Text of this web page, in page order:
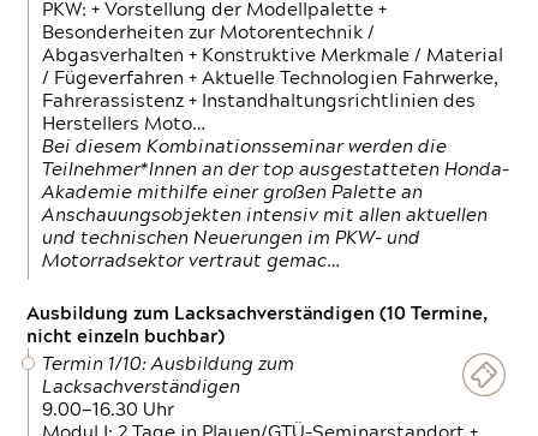
PKW: + Vorstellung der Modellpalette +
Besonderheiten zur Motorentechnik /
Abgasverhalten + Konstruktive Merkmale / Material
/ Fügeverfahren + Aktuelle Technologien Fahrwerke,
Fahrerassistenz + Instandhaltungsrichtlinien des
Herstellers Moto…
Bei diesem Kombinationsseminar werden die
Teilnehmer*Innen an der top ausgestatteten Honda-
Akademie mithilfe einer großen Palette an
Anschauungsobjekten intensiv mit allen aktuellen
und technischen Neuerungen im PKW- und
Motorradsektor vertraut gemac…
Ausbildung zum Lacksachverständigen (10 Termine,
nicht einzeln buchbar)
Termin 1/10: Ausbildung zum
Lacksachverständigen
9.00—16.30 Uhr